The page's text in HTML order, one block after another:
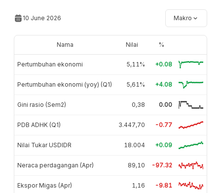
10 June 2026 Makro
Nama Nilai %
Pertumbuhan ekonomi 5,11% +0.08
Pertumbuhan ekonomi (yoy) (Q1) 5,61% +4.08
Gini rasio (Sem2) 0,38 0.00
PDB ADHK (Q1) 3.447,70 -0.77
Nilai Tukar USDIDR 18.004 +0.09
Neraca perdagangan (Apr) 89,10 -97.32
Ekspor Migas (Apr) 1,16 -9.81